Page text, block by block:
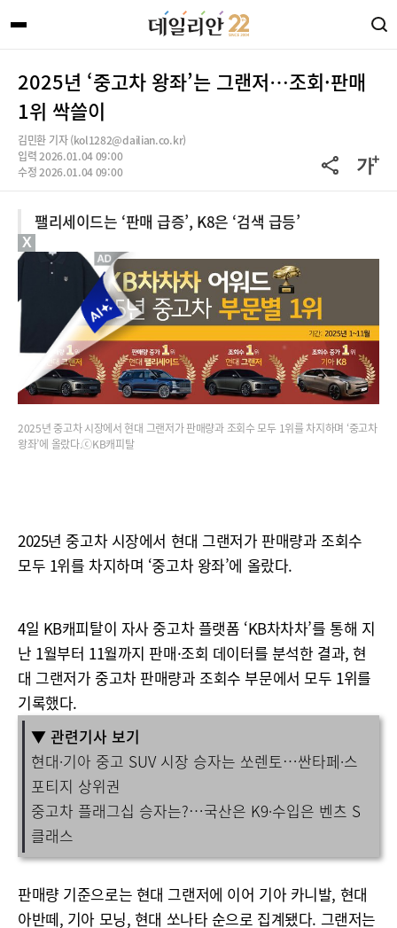
2025년 ‘중고차 왕좌’는 그랜저…조회·판매
1위 싹쓸이
김민환 기자 (kol1282@dailian.co.kr)
입력 2026.01.04 09:00
수정 2026.01.04 09:00
팰리세이드는 ‘판매 급증’, K8은 ‘검색 급등’
2025년 중고차 시장에서 현대 그랜저가 판매량과 조회수 모두 1위를 차지하며 ‘중고차
왕좌’에 올랐다.ⓒKB캐피탈
2025년 중고차 시장에서 현대 그랜저가 판매량과 조회수
모두 1위를 차지하며 ‘중고차 왕좌’에 올랐다.
4일 KB캐피탈이 자사 중고차 플랫폼 ‘KB차차차’를 통해 지
난 1월부터 11월까지 판매·조회 데이터를 분석한 결과, 현
대 그랜저가 중고차 판매량과 조회수 부문에서 모두 1위를
기록했다.
▼ 관련기사 보기
현대·기아 중고 SUV 시장 승자는 쏘렌토…싼타페·스
포티지 상위권
중고차 플래그십 승자는?…국산은 K9·수입은 벤츠 S
클래스
판매량 기준으로는 현대 그랜저에 이어 기아 카니발, 현대
아반떼, 기아 모닝, 현대 쏘나타 순으로 집계됐다. 그랜저는
X